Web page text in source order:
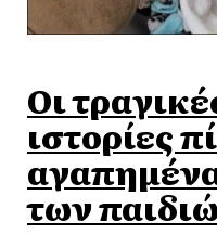
Οι
ιστορίες
των